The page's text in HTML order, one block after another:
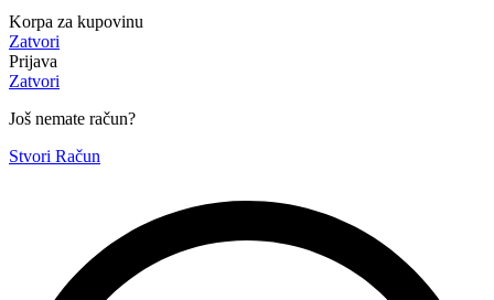
Korpa za kupovinu
Zatvori
Prijava
Zatvori
Još nemate račun?
Stvori Račun